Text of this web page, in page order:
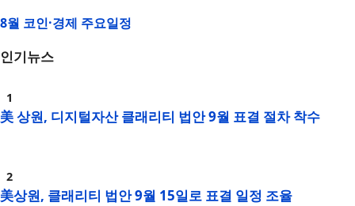
8월 코인·경제 주요일정
인기뉴스
美 상원, 디지털자산 클래리티 법안 9월 표결 절차 착수
美상원, 클래리티 법안 9월 15일로 표결 일정 조율